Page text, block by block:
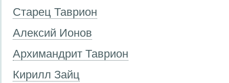
Старец Таврион
Алексий Ионов
Архимандрит Таврион
Кирилл Зайц